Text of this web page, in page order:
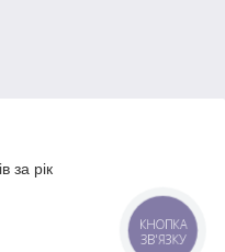
за рік
КНОПКА
ЗВ'ЯЗКУ